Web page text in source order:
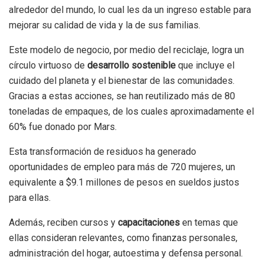
alrededor del mundo, lo cual les da un ingreso estable para
mejorar su calidad de vida y la de sus familias.
Este modelo de negocio, por medio del reciclaje, logra un
círculo virtuoso de desarrollo sostenible que incluye el
cuidado del planeta y el bienestar de las comunidades.
Gracias a estas acciones, se han reutilizado más de 80
toneladas de empaques, de los cuales aproximadamente el
60% fue donado por Mars.
Esta transformación de residuos ha generado
oportunidades de empleo para más de 720 mujeres, un
equivalente a $9.1 millones de pesos en sueldos justos
para ellas.
Además, reciben cursos y capacitaciones en temas que
ellas consideran relevantes, como finanzas personales,
administración del hogar, autoestima y defensa personal.